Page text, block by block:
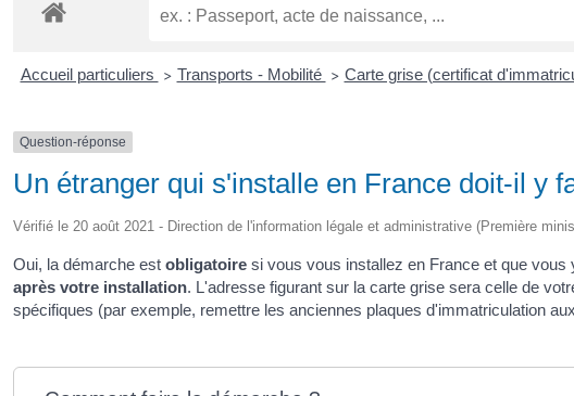
Accueil particuliers > Transports - Mobilité > Carte grise (certificat
Question-réponse
Un étranger qui s'installe en France doit-il y
Vérifié le 20 août 2021 - Direction de l'information légale et administrative (Première
Oui, la démarche est obligatoire si vous vous installez en France et que vous
après votre installation. L'adresse figurant sur la carte grise sera celle de
spécifiques (par exemple, remettre les anciennes plaques d'immatriculation